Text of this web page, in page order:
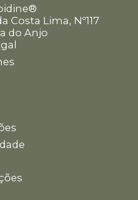
Costa Lima, Nº117
do Anjo